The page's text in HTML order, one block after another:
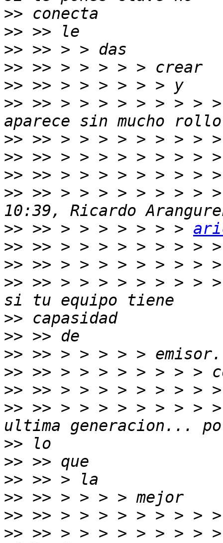
>>
>>
>>
>>
>>
>> >> > > > > > > > >
>>
>>
>>
>> >> > > > > > > > >
>> >> > > > > > > >
>>
>>
>> >> > > > > > > > >
>>
>>
>>
>>
>>
>> >> > > > > > > > >
>>
>>
>>
>>
>>
>> >> > > > > > > > >